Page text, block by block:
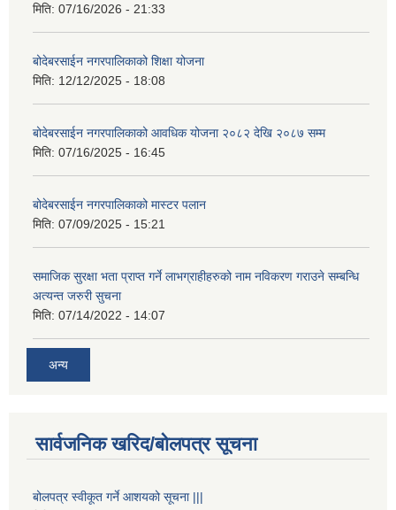
मिति: 07/16/2026 - 21:33
बोदेबरसाईन नगरपालिकाको शिक्षा योजना
मिति: 12/12/2025 - 18:08
बोदेबरसाईन नगरपालिकाको आवधिक योजना २०८२ देखि २०८७ सम्म
मिति: 07/16/2025 - 16:45
बोदेबरसाईन नगरपालिकाको मास्टर पलान
मिति: 07/09/2025 - 15:21
समाजिक सुरक्षा भता प्राप्त गर्ने लाभग्राहीहरुको नाम नविकरण गराउने सम्बन्धि
अत्यन्त जरुरी सुचना
मिति: 07/14/2022 - 14:07
अन्य
सार्वजनिक खरिद/बोलपत्र सूचना
बोलपत्र स्वीकूत गर्ने आशयको सूचना |||